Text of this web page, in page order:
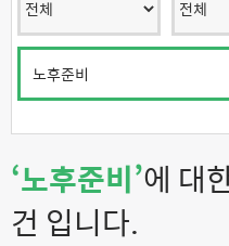
‘노후준비’에 대
건 입니다.